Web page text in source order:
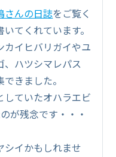
さんの日誌をご覧く
てくれています。
カイヒバリガイやユ
、ハツシマレパス
きました。
していたオハラエビ
が残念です・・・
シイかもしれませ